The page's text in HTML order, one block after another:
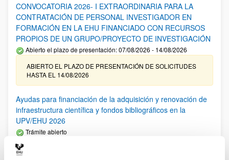
CONVOCATORIA 2026- I EXTRAORDINARIA PARA LA
CONTRATACIÓN DE PERSONAL INVESTIGADOR EN
FORMACIÓN EN LA EHU FINANCIADO CON RECURSOS
PROPIOS DE UN GRUPO/PROYECTO DE INVESTIGACIÓN
Abierto el plazo de presentación: 07/08/2026 - 14/08/2026
ABIERTO EL PLAZO DE PRESENTACIÓN DE SOLICITUDES
HASTA EL 14/08/2026
Ayudas para financiación de la adquisición y renovación de
infraestructura científica y fondos bibliográficos en la
UPV/EHU 2026
Trámite abierto